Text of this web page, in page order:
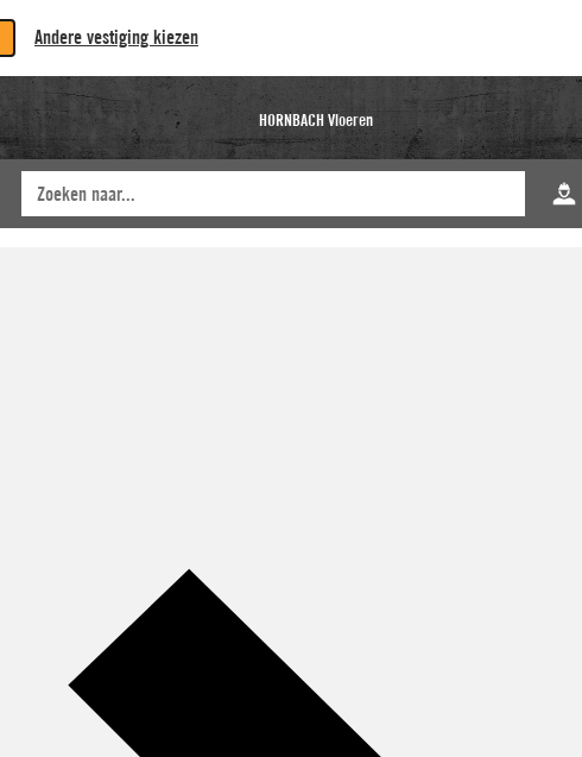
Andere vestiging kiezen
HORNBACH Vloeren